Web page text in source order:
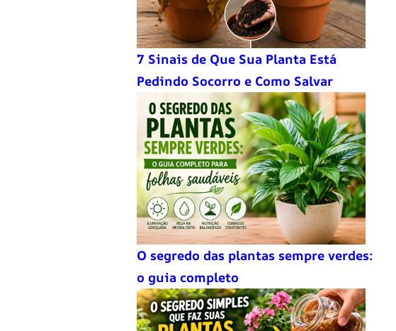
7 Sinais de Que Sua Planta Está
Pedindo Socorro e Como Salvar
O segredo das plantas sempre verdes:
o guia completo